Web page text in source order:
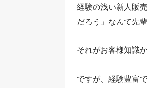
経験の浅い新人販
だろう」なんて先
それがお客様知識
ですが、経験豊富